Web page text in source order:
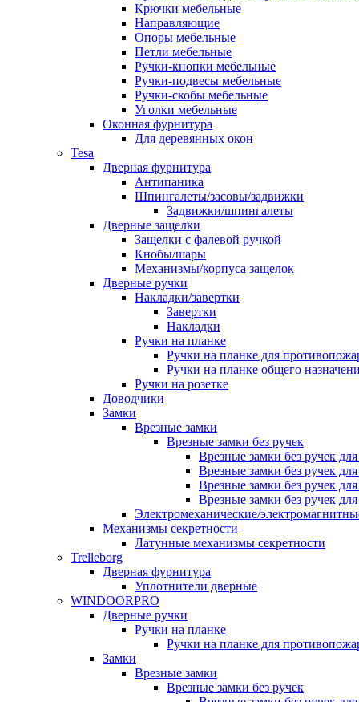
Крючки мебельные
Направляющие
Опоры мебельные
Петли мебельные
Ручки-кнопки мебельные
Ручки-подвесы мебельные
Ручки-скобы мебельные
Уголки мебельные
Оконная фурнитура
Для деревянных окон
Tesa
Дверная фурнитура
Антипаника
Шпингалеты/засовы/задвижки
Задвижки/шпингалеты
Дверные защелки
Защелки с фалевой ручкой
Кнобы/шары
Механизмы/корпуса защелок
Дверные ручки
Накладки/завертки
Завертки
Накладки
Ручки на планке
Ручки на планке для
Ручки на планке общего
Ручки на розетке
Доводчики
Замки
Врезные замки
Врезные замки без ручек
Врезные замки без ручек
Врезные замки без ручек
Врезные замки без ручек
Врезные замки без ручек
Электромеханические/
Механизмы секретности
Латунные механизмы секретности
Trelleborg
Дверная фурнитура
Уплотнители дверные
WINDOORPRO
Дверные ручки
Ручки на планке
Ручки на планке для
Замки
Врезные замки
Врезные замки без ручек